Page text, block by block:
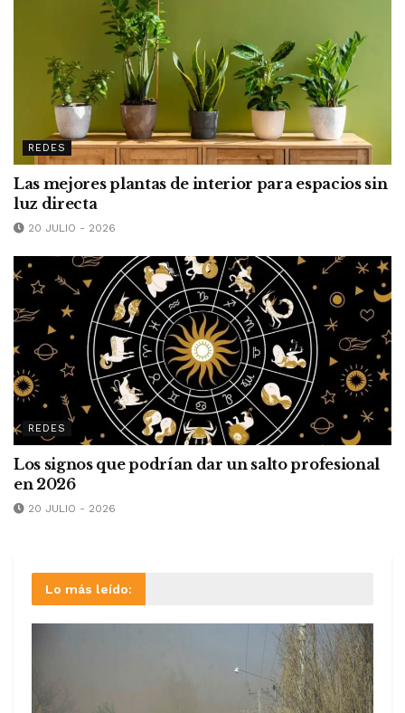
REDES
Las mejores plantas de interior para espacios sin
luz directa
20 JULIO - 2026
REDES
Los signos que podrían dar un salto profesional
en 2026
20 JULIO - 2026
Lo más leído: